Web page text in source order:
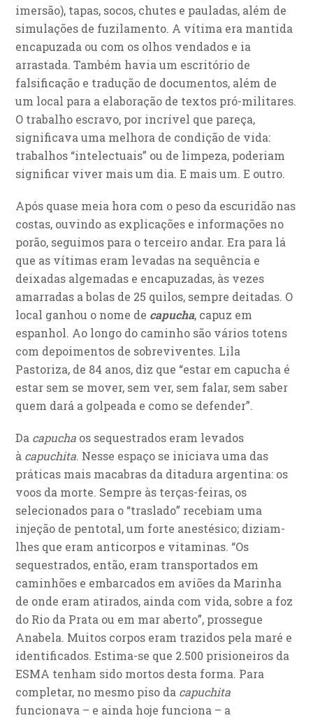
imersão), tapas, socos, chutes e pauladas, além de
simulações de fuzilamento. A vítima era mantida
encapuzada ou com os olhos vendados e ia
arrastada. Também havia um escritório de
falsificação e tradução de documentos, além de
um local para a elaboração de textos pró-militares.
O trabalho escravo, por incrível que pareça,
significava uma melhora de condição de vida:
trabalhos “intelectuais” ou de limpeza, poderiam
significar viver mais um dia. E mais um. E outro.
Após quase meia hora com o peso da escuridão nas
costas, ouvindo as explicações e informações no
porão, seguimos para o terceiro andar. Era para lá
que as vítimas eram levadas na sequência e
deixadas algemadas e encapuzadas, às vezes
amarradas a bolas de 25 quilos, sempre deitadas. O
local ganhou o nome de capucha, capuz em
espanhol. Ao longo do caminho são vários totens
com depoimentos de sobreviventes. Lila
Pastoriza, de 84 anos, diz que “estar em capucha é
estar sem se mover, sem ver, sem falar, sem saber
quem dará a golpeada e como se defender”.
Da capucha os sequestrados eram levados
à capuchita. Nesse espaço se iniciava uma das
práticas mais macabras da ditadura argentina: os
voos da morte. Sempre às terças-feiras, os
selecionados para o “traslado” recebiam uma
injeção de pentotal, um forte anestésico; diziam-
lhes que eram anticorpos e vitaminas. “Os
sequestrados, então, eram transportados em
caminhões e embarcados em aviões da Marinha
de onde eram atirados, ainda com vida, sobre a foz
do Rio da Prata ou em mar aberto”, prossegue
Anabela. Muitos corpos eram trazidos pela maré e
identificados. Estima-se que 2.500 prisioneiros da
ESMA tenham sido mortos desta forma. Para
completar, no mesmo piso da capuchita
funcionava – e ainda hoje funciona – a